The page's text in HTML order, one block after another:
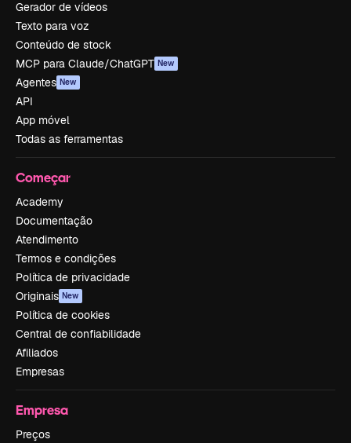
Gerador de vídeos
Texto para voz
Conteúdo de stock
MCP para Claude/ChatGPT New
Agentes New
API
App móvel
Todas as ferramentas
Começar
Academy
Documentação
Atendimento
Termos e condições
Política de privacidade
Originais New
Política de cookies
Central de confiabilidade
Afiliados
Empresas
Empresa
Preços